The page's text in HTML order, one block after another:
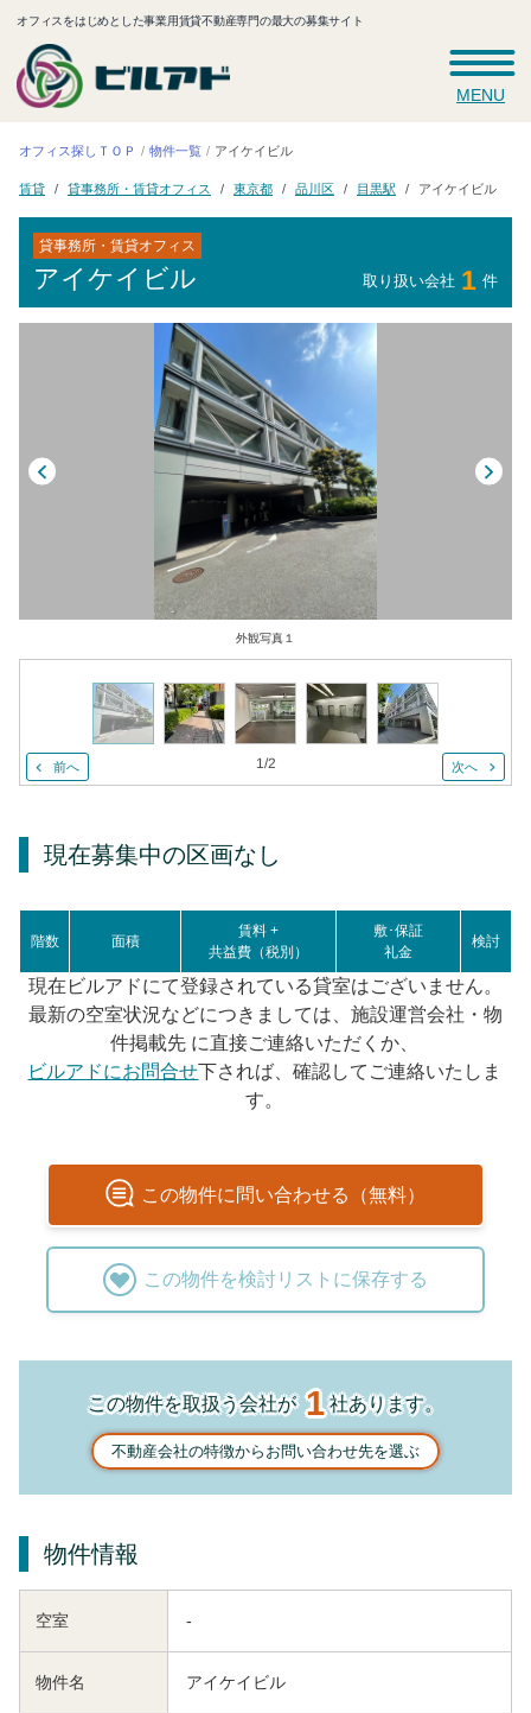
オフィスをはじめとした事業用賃貸不動産専門の最大の募集サイト
MENU
オフィス探しＴＯＰ 物件一覧 アイケイビル
賃貸 貸事務所・賃貸オフィス 東京都 品川区 目黒駅 アイケイビル
貸事務所・賃貸オフィス
アイケイビル 取り扱い会社 1 件
外観写真１
前へ 1/2 次へ
現在募集中の区画なし
階数 面積
賃料 +
共益費（税別）
敷･保証
礼金
検討
現在ビルアドにて登録されている貸室はございません。
最新の空室状況などにつきましては、施設運営会社・物
件掲載先 に直接ご連絡いただくか、
ビルアドにお問合せ下されば、確認してご連絡いたしま
す。
この物件に問い合わせる（無料）
この物件を検討リストに保存する
この物件を取扱う会社が1社あります。
不動産会社の特徴からお問い合わせ先を選ぶ
物件情報
空室 -
物件名 アイケイビル